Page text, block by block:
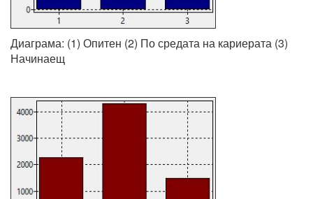
Диаграма: (1) Опитен (2) По средата на кариерата (3)
Начинаещ